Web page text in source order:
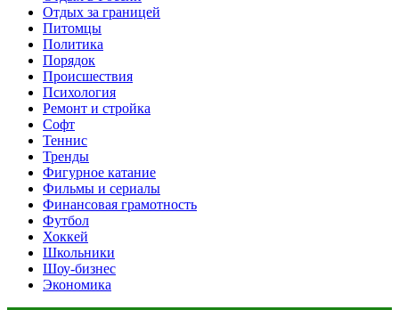
Отдых за границей
Питомцы
Политика
Порядок
Происшествия
Психология
Ремонт и стройка
Софт
Теннис
Тренды
Фигурное катание
Фильмы и сериалы
Финансовая грамотность
Футбол
Хоккей
Школьники
Шоу-бизнес
Экономика